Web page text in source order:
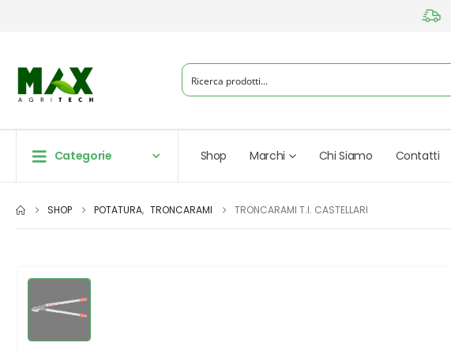
Categorie Shop Marchi Chi Siamo Contatti
SHOP POTATURA, TRONCARAMI TRONCARAMI T.I. CASTELLARI